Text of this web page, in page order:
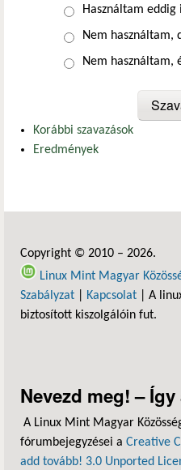
Választások
Használtam eddig
Nem használtam,
Nem használtam,
Korábbi szavazások
Eredmények
Copyright © 2010 – 2026.
Linux Mint Magyar
Szabályzat
Kapcsolat | A
biztosított kiszolgálóin fut.
Nevezd meg! –
A Linux Mint Magyar
fórumbejegyzései a Creative
add tovább! 3.0 Unported